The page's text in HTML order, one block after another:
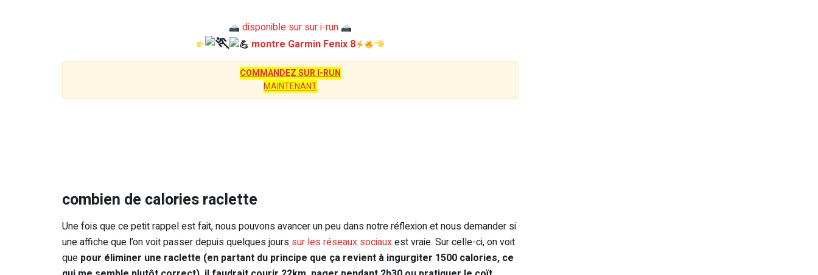
disponible sur sur i-run
montre Garmin Fenix 8
COMMANDEZ SUR I-RUN
MAINTENANT
combien de calories raclette
Une fois que ce petit rappel est fait, nous pouvons avancer un peu dans notre réflexion et nous demander si
une affiche que l’on voit passer depuis quelques jours sur les réseaux sociauxest vraie. Sur celle-ci, on voit
que pour éliminer une raclette (en partant du principe que ça revient à ingurgiter 1500 calories, ce